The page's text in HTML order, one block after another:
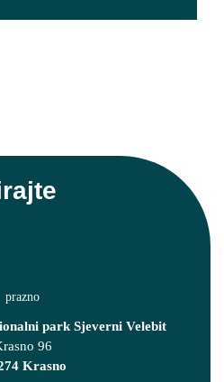
park Sjeverni Velebit
96
Krasno